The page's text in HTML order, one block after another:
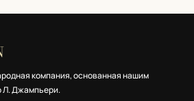
компания, основанная нашим
Л. Джампьери.